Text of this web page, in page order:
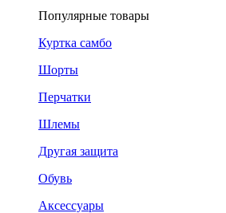
Популярные товары
Куртка самбо
Шорты
Перчатки
Шлемы
Другая защита
Обувь
Аксессуары